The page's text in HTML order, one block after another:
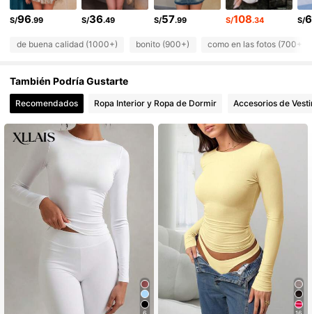
4.82 21K Seguidores
S/96.99 S/36.49 S/57.99 S/108.34 S/
de buena calidad (1000+) bonito (900+) como en las fotos (700+)
También Podría Gustarte
Recomendados Ropa Interior y Ropa de Dormir Accesorios de